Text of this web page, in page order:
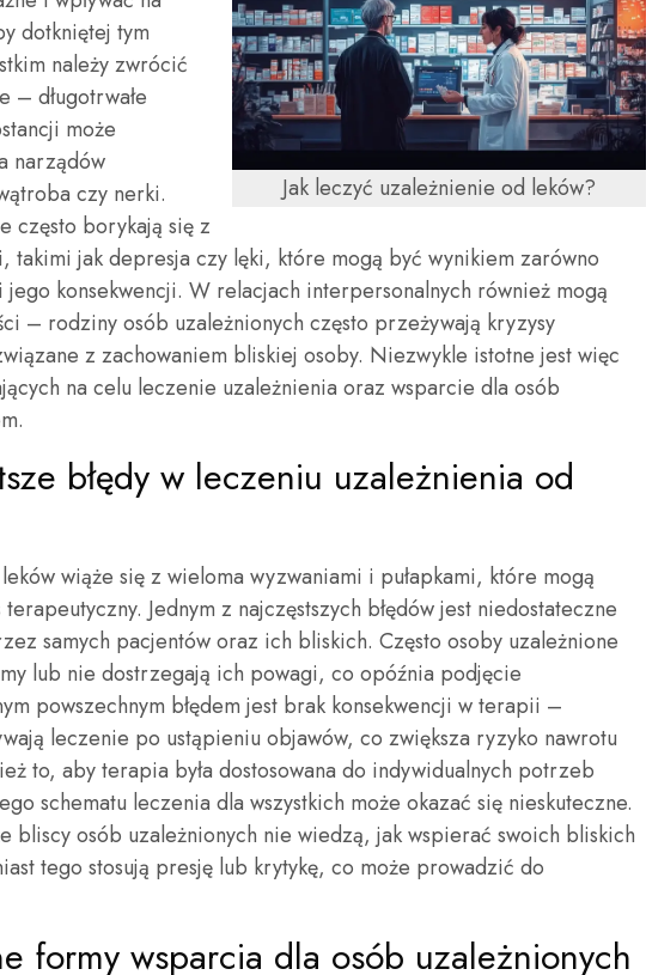
Jak leczyć uzależnienie od leków?
dotkniętej tym
należy zwrócić
– długotrwałe
może
narządów
czy nerki.
często borykają się z
takimi jak depresja czy lęki, które mogą być wynikiem zarówno
konsekwencji. W relacjach interpersonalnych również mogą
– rodziny osób uzależnionych często przeżywają kryzysy
z zachowaniem bliskiej osoby. Niezwykle istotne jest więc
na celu leczenie uzależnienia oraz wsparcie dla osób
błędy w leczeniu uzależnienia od
wiąże się z wieloma wyzwaniami i pułapkami, które mogą
Jednym z najczęstszych błędów jest niedostateczne
samych pacjentów oraz ich bliskich. Często osoby uzależnione
lub nie dostrzegają ich powagi, co opóźnia podjęcie
powszechnym błędem jest brak konsekwencji w terapii –
leczenie po ustąpieniu objawów, co zwiększa ryzyko nawrotu
to, aby terapia była dostosowana do indywidualnych potrzeb
schematu leczenia dla wszystkich może okazać się nieskuteczne.
bliscy osób uzależnionych nie wiedzą, jak wspierać swoich bliskich
tego stosują presję lub krytykę, co może prowadzić do
formy wsparcia dla osób uzależnionych